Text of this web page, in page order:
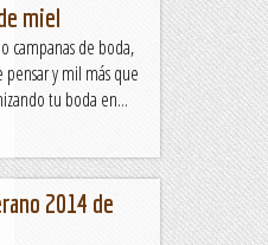
miel
campanas de boda,
y mil más que
tu boda en...
2014 de